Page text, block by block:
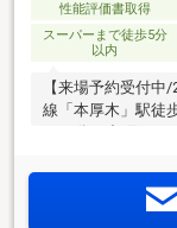
性能評価書取得
スーパーまで徒歩5分
以内
【来場予約受付
線「本厚木」駅徒
ド」をはじめ、多